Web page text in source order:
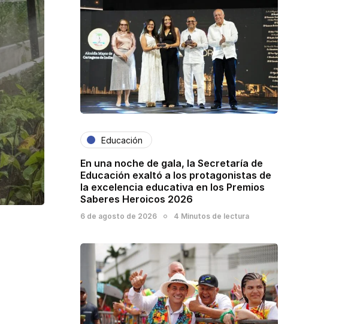
Educación
En una noche de gala, la Secretaría de
Educación exaltó a los protagonistas de
la excelencia educativa en los Premios
Saberes Heroicos 2026
6 de agosto de 2026 4 Minutos de lectura